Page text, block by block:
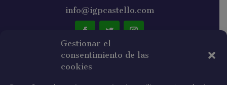
Gestionar el
consentimiento de las
cookies
info@igpcastello.com
NEWSLETTER